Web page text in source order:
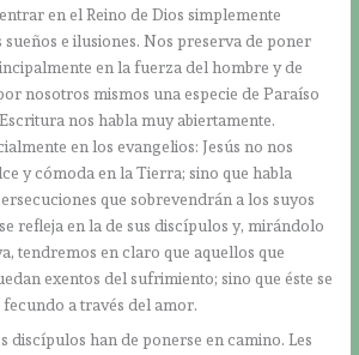
en el Reino de Dios simplemente
e ilusiones. Nos preserva de poner
en la fuerza del hombre y de
nosotros mismos una especie de Paraíso
nos habla muy abiertamente.
en los evangelios: Jesús no nos
y cómoda en la Tierra; sino que habla
que sobrevendrán a los suyos
refleja en la de sus discípulos y, mirándolo
tendremos en claro que aquellos que
exentos del sufrimiento; sino que éste se
a través del amor.
discípulos han de ponerse en camino. Les